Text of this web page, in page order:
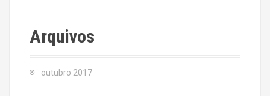
Arquivos
outubro 2017